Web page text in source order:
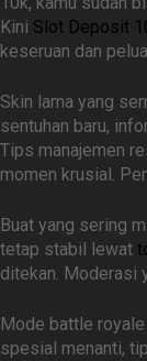
Kini Slot Deposit
keseruan dan
Skin lama yang
sentuhan baru,
Tips manajemen
momen krusial.
Buat yang sering
tetap stabil lewat
ditekan. Moderasi
Mode battle
spesial menanti,